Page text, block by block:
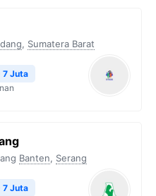
, Sumatera Barat
7 Juta
Banten, Serang
7 Juta